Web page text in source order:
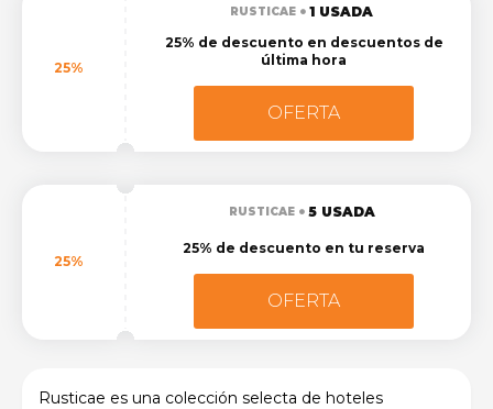
25%
RUSTICAE
1 USADA
25% de descuento en descuentos de
última hora
OFERTA
25%
RUSTICAE 5 USADA
25% de descuento en tu reserva
OFERTA
Rusticae es una colección selecta de hoteles